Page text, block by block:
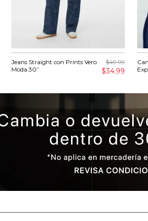
Jeans Straight con Prints Vero
Moda 30”
$49.99
$34.99